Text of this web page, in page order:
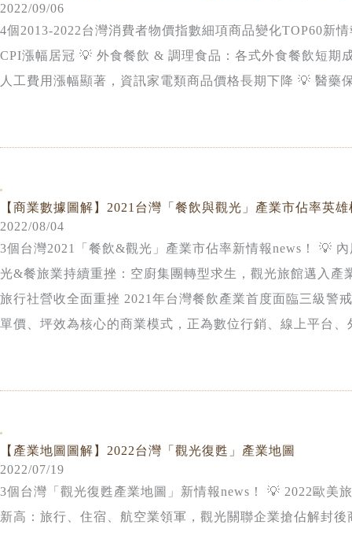
2022/09/06
4個2013-2022台灣消費者物價指數細項商品變化TOP60新
CPI漲幅居冠 💡 外食餐飲 & 調理食品：各式外食餐飲短
人工費用漲幅顯著，資訊家電類商品價格長期下降 💡 醫
【商業數據圖解】2021台灣「餐飲與觀光」產業市佔率英雄
2022/08/04
3個台灣2021「餐飲&觀光」產業市佔率新情報news！ 💡
光&餐旅業持續重挫：空廚集團轉型求生，觀光旅館邁入
旅行社營收全面重挫 2021年台灣餐飲產業首度面臨三級警
單價、坪效為核心的商業模式，正為數位行銷、線上平台
【產業地圖圖解】2022台灣「觀光復甦」產業地圖
2022/07/19
3個台灣「觀光復甦產業地圖」新情報news！ 💡 2022歐美
新高：旅行、住宿、航空業領軍，觀光關聯企業搶佔解封後